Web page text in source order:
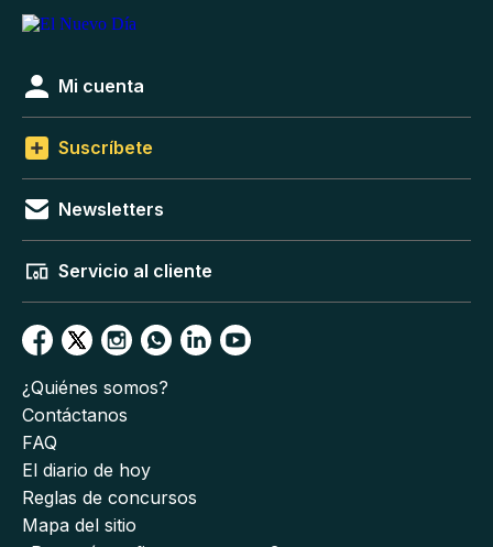
Mi cuenta
Suscríbete
Newsletters
Servicio al cliente
¿Quiénes somos?
Contáctanos
FAQ
El diario de hoy
Reglas de concursos
Mapa del sitio